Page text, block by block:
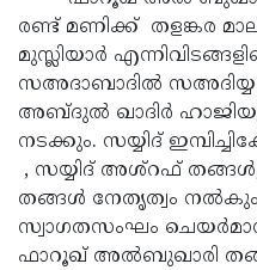
രണ്ട് മണിക്ക് തളങ്കര
മുസ്ലിയാര്‍
സഅദാബാദില്‍ സഅദിയ്യ
അബ്ദുല്‍ ഖാദിര്‍
നടക്കും. സയ്യിദ്
, സയ്യിദ് അശ്‌റഫ്
തങ്ങള്‍ നേതൃത്വം
സ്വാഗതസംഘം
ഫാറൂഖ് അല്‍ബുഖാരി